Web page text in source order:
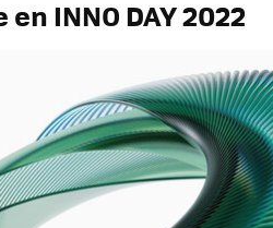
INNO DAY 2022